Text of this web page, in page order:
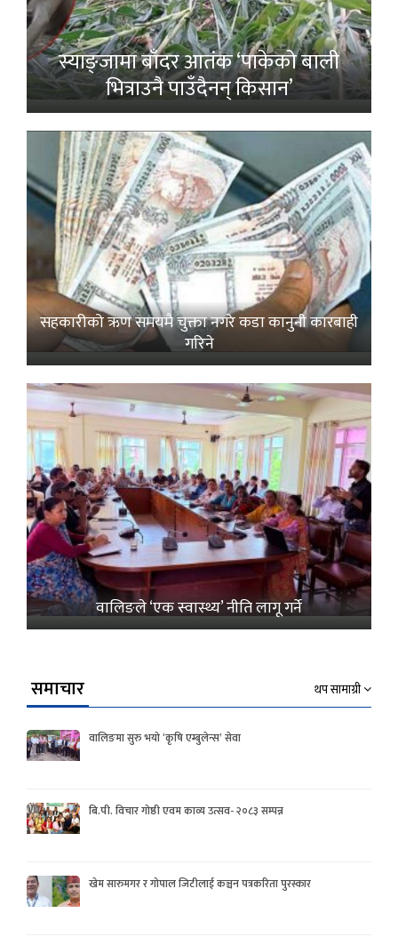
स्याङ्जामा बाँदर आतंक ‘पाकेको बाली
भित्राउनै पाउँदैनन् किसान’
सहकारीको ऋण समयमै चुक्ता नगरे कडा कानुनी कारबाही
गरिने
वालिङले ‘एक स्वास्थ्य’ नीति लागू गर्ने
समाचार थप सामाग्री
वालिङमा सुरु भयो ‘कृषि एम्बुलेन्स’ सेवा
बि.पी. विचार गोष्ठी एवम काव्य उत्सव- २०८३ सम्पन्न
खेम सारुमगर र गोपाल जिटीलाई कञ्चन पत्रकरिता पुरस्कार